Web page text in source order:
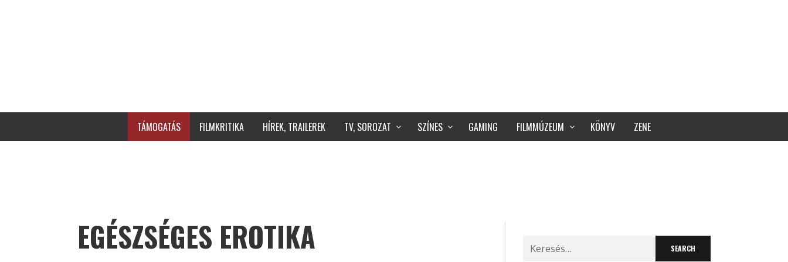
TÁMOGATÁS FILMKRITIKA HÍREK, TRAILEREK TV, SOROZAT SZÍNES GAMING FILMMÚZEUM KÖNYV ZENE
EGÉSZSÉGES EROTIKA
Search
for: